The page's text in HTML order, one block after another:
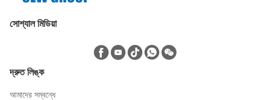
সোশ্যাল মিডিয়া
দ্রুত লিঙ্ক
আমাদের সম্বন্ধে